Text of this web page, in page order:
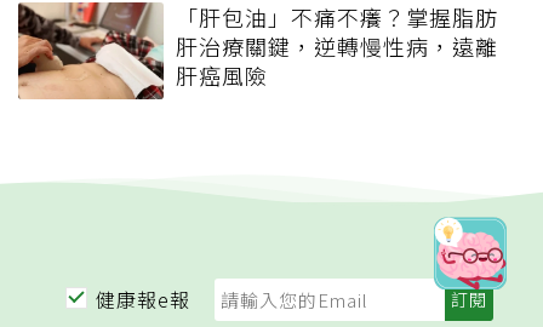
「肝包油」不痛不癢？掌握脂肪
肝治療關鍵，逆轉慢性病，遠離
肝癌風險
健康報e報